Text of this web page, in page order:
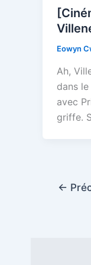
Eowyn
Ah,
dans
avec
griffe.
←